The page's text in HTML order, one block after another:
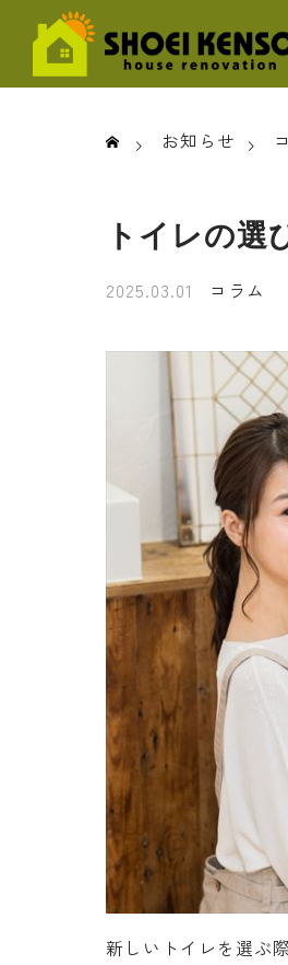
お知らせ
トイレの
2025.03.01 コラム
新しいトイレを選ぶ